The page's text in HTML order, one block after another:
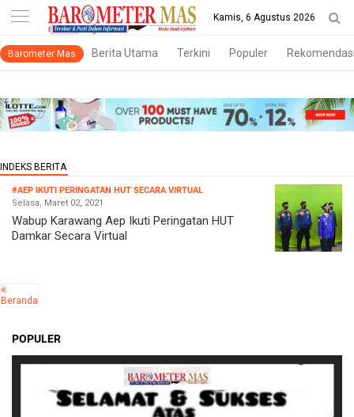
-->
Kamis, 6 Agustus 2026
Barometer Mas Berita Utama Terkini Populer
#AEP IKUTI PERINGATAN HUT SECARA VIRTUAL
Selasa, Maret 02, 2021
Wabup Karawang Aep Ikuti Peringatan HUT
Damkar Secara Virtual
Beranda
POPULER